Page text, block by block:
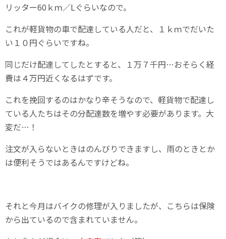
リッター60ｋｍ／Lぐらいなので。
これが軽貨物の車で配達している人だと、１ｋｍでだいた
い１０円ぐらいですね。
同じだけ配達してしたとすると、１万７千円…おそらく経
費は４万円近くなるはずです。
これを挽回するのはかなり辛そうなので、軽貨物で配達し
ている人たちはその分配達数を増やす必要があります。大
変だ…！
注文が入らないときはのんびりできますし、雨のときとか
は便利そうではあるんですけどね。
それと今月はバイクの修理が入りましたが、こちらは保険
から出ているので含まれていません。